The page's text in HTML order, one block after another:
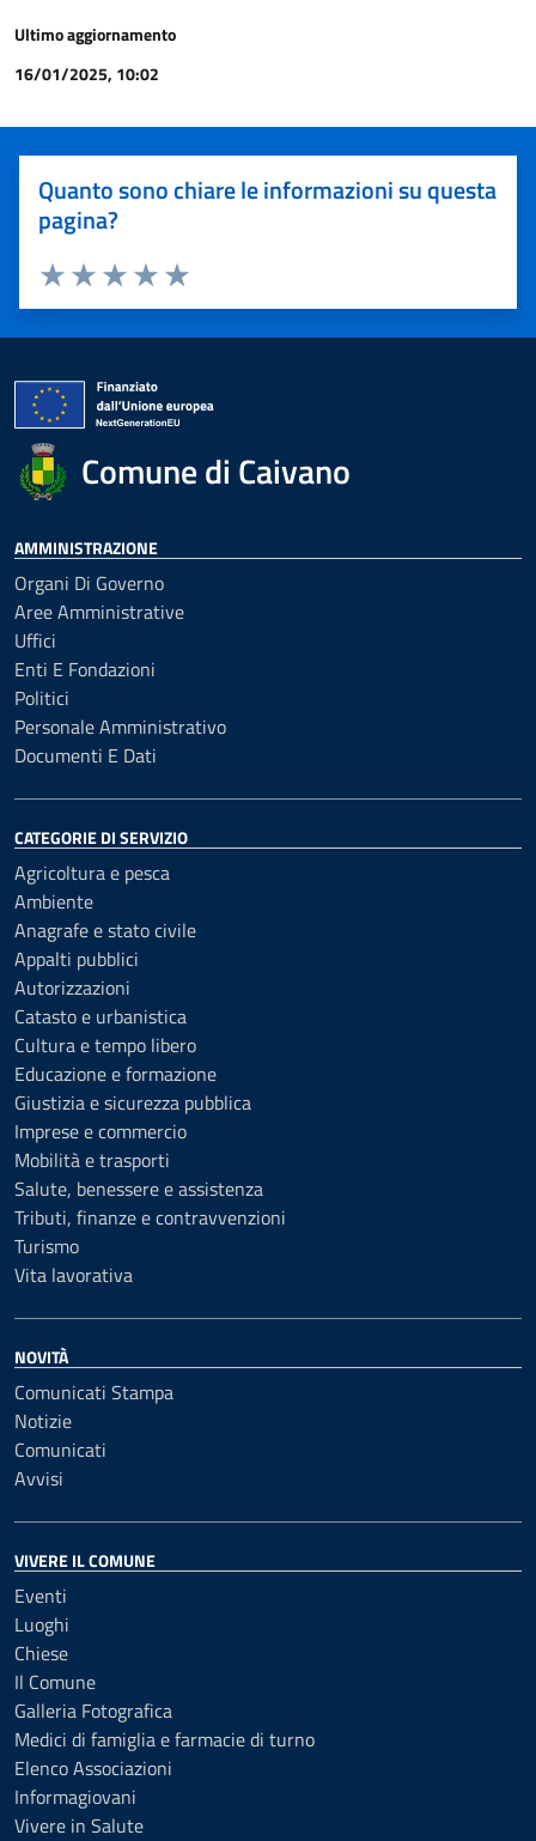
Ultimo aggiornamento
16/01/2025, 10:02
Quanto sono chiare le informazioni su questa
pagina?
Valuta 5 stelle su 5
Valuta 4 stelle su 5
Valuta 3 stelle su 5
Valuta 2 stelle su 5
Valuta 1 stelle su 5
Comune di Caivano
AMMINISTRAZIONE
Organi Di Governo
Aree Amministrative
Uffici
Enti E Fondazioni
Politici
Personale Amministrativo
Documenti E Dati
CATEGORIE DI SERVIZIO
Agricoltura e pesca
Ambiente
Anagrafe e stato civile
Appalti pubblici
Autorizzazioni
Catasto e urbanistica
Cultura e tempo libero
Educazione e formazione
Giustizia e sicurezza pubblica
Imprese e commercio
Mobilità e trasporti
Salute, benessere e assistenza
Tributi, finanze e contravvenzioni
Turismo
Vita lavorativa
NOVITÀ
Comunicati Stampa
Notizie
Comunicati
Avvisi
VIVERE IL COMUNE
Eventi
Luoghi
Chiese
Il Comune
Galleria Fotografica
Medici di famiglia e farmacie di turno
Elenco Associazioni
Informagiovani
Vivere in Salute